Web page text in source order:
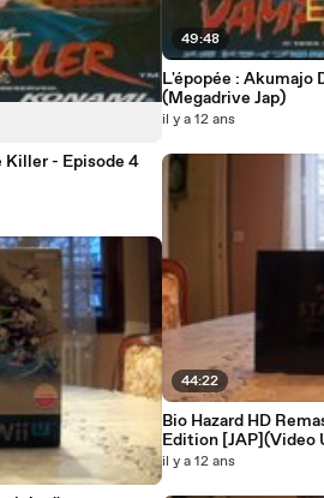
Killer - Episode 4
49:48
L'épopée : Akumajo
(Megadrive Jap)
il y a 12 ans
44:22
Bio Hazard HD
Edition [JAP](Video
il y a 12 ans